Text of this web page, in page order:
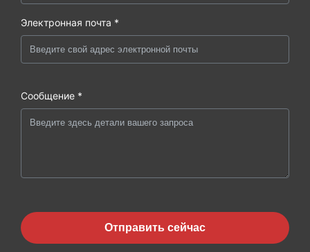
Электронная почта *
Сообщение *
Отправить сейчас